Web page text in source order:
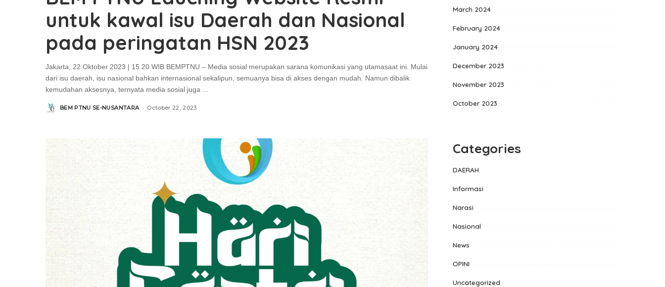
untuk kawal isu Daerah dan Nasional
pada peringatan HSN 2023
Jakarta, 22 Oktober 2023 | 15.20 WIB BEMPTNU – Media sosial merupakan sarana komunikasi yang utamasaat ini. Mulai
dari isu daerah, isu nasional bahkan internasional sekalipun, semuanya bisa di akses dengan mudah. Namun dibalik
kemudahan aksesnya, ternyata media sosial juga
BEM PTNU SE-NUSANTARA October 22, 2023
March 2024
February 2024
January 2024
December 2023
November 2023
October 2023
Categories
DAERAH
Informasi
Narasi
Nasional
News
OPINI
Uncategorized